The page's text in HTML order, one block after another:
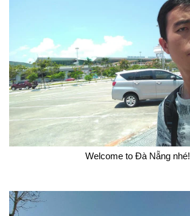
Welcome to Đà Nẵng nhé!